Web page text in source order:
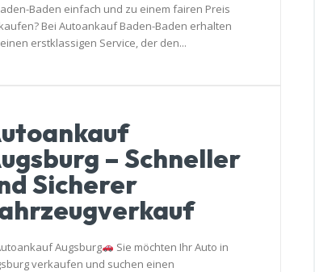
Baden einfach und zu einem fairen Preis
Bei Autoankauf Baden-Baden erhalten
erstklassigen Service, der den...
– Schneller
Sicherer
Augsburg
Sie möchten Ihr Auto in
verkaufen und suchen einen